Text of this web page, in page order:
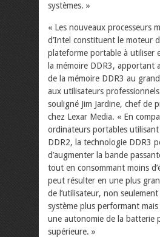
systèmes. »
« Les nouveaux processeurs
d’Intel constituent le moteur
plateforme portable à utiliser
la mémoire DDR3, apportant
de la mémoire DDR3 au
aux utilisateurs
souligné Jim Jardine, chef de
chez Lexar Media. « En
ordinateurs portables
DDR2, la technologie DDR3
d’augmenter la bande
tout en consommant moins
peut résulter en une plus
de l’utilisateur, non
système plus performant mais
une autonomie de la batterie
supérieure. »